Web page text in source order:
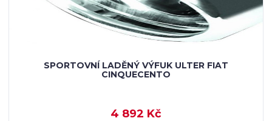
SPORTOVNÍ LADĚNÝ VÝFUK ULTER FIAT
CINQUECENTO
4 892 Kč